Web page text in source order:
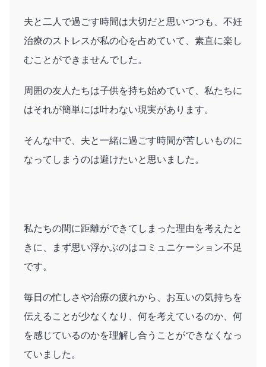
夫と二人で過ごす時間は大切だと思いつつも、不妊
治療のストレスが私の心を占めていて、素直に楽し
むことができませんでした。
周囲の友人たちは子供を持ち始めていて、私たちに
はそれが簡単には叶わない現実があります。
そんな中で、夫と一緒に過ごす時間が苦しいものに
なってしまうのは避けたいと思いました。
私たちの間に距離ができてしまった理由を考えたと
きに、まず思い浮かぶのはコミュニケーション不足
です。
毎日の忙しさや治療の疲れから、お互いの気持ちを
伝えることが少なくなり、何を考えているのか、何
を感じているのかを理解し合うことができなくなっ
ていました。